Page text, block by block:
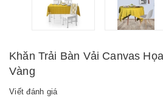
Khăn Trải Bàn Vải Canvas
Vàng
Viết đánh giá